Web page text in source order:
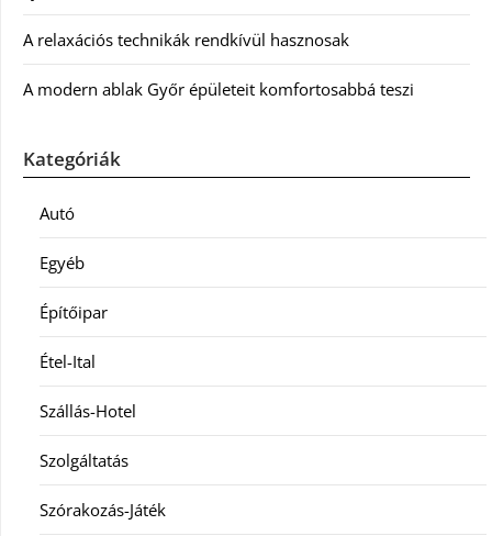
A relaxációs technikák rendkívül hasznosak
A modern ablak Győr épületeit komfortosabbá teszi
Kategóriák
Autó
Egyéb
Építőipar
Étel-Ital
Szállás-Hotel
Szolgáltatás
Szórakozás-Játék